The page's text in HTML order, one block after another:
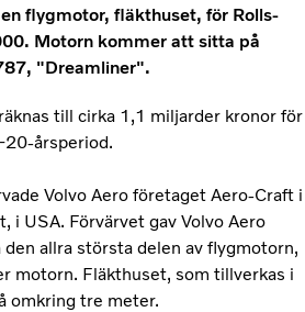
flygmotor, fläkthuset, för Rolls-
Motorn kommer att sitta på
"Dreamliner".
till cirka 1,1 miljarder kronor för
20-årsperiod.
Volvo Aero företaget Aero-Craft i
i USA. Förvärvet gav Volvo Aero
allra största delen av flygmotorn,
motorn. Fläkthuset, som tillverkas i
omkring tre meter.